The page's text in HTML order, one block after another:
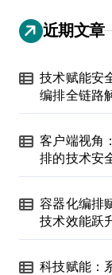
近期文章
技术赋能安
编排全链路
客户端视角
排的技术安
容器化编排
技术效能跃
科技赋能：